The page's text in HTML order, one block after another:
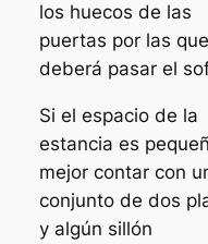
los huecos de las
puertas por las que
deberá pasar el
Si el espacio de la
estancia es
mejor contar con
conjunto de dos
y algún sillón